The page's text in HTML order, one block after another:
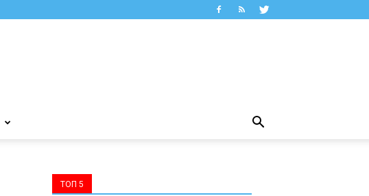
ТОП 5